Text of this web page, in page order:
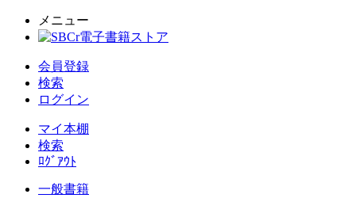
メニュー
会員登録
検索
ログイン
マイ本棚
検索
ﾛｸﾞｱｳﾄ
一般書籍